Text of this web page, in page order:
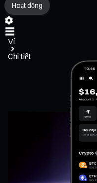
Hoạt động
Ví
Chi tiết